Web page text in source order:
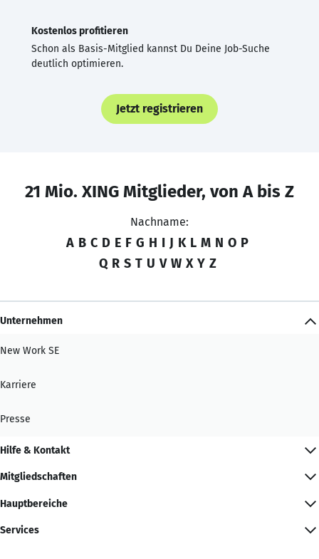
Kostenlos profitieren
Schon als Basis-Mitglied kannst Du Deine Job-Suche
deutlich optimieren.
Jetzt registrieren
21 Mio. XING Mitglieder, von A bis Z
Nachname:
A B C D E F G H I J K L M N O P
Q R S T U V W X Y Z
Unternehmen
New Work SE
Karriere
Presse
Hilfe & Kontakt
Mitgliedschaften
Hauptbereiche
Services